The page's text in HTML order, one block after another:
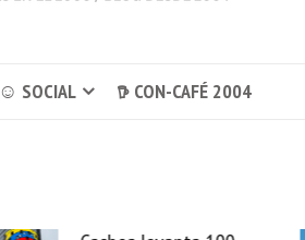
☺ SOCIAL 𖠚 CON-CAFÉ 2004